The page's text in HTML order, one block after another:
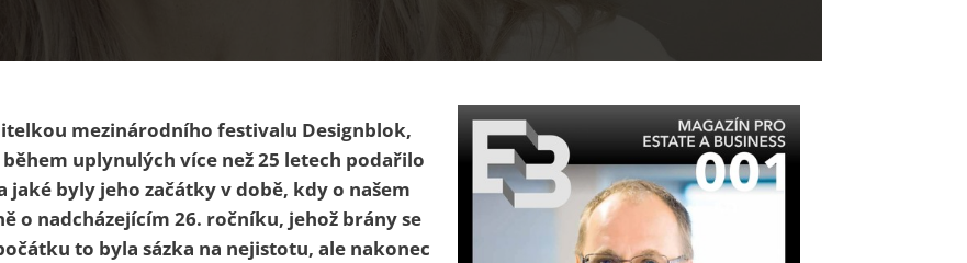
mezinárodního festivalu Designblok,
uplynulých více než 25 letech podařilo
byly jeho začátky v době, kdy o našem
o nadcházejícím 26. ročníku, jehož brány se
to byla sázka na nejistotu, ale nakonec